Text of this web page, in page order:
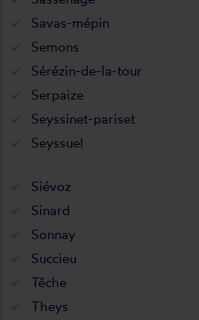
Savas-mépin
Semons
Sérézin-de-la-tour
Serpaize
Seyssinet-pariset
Seyssuel
Siévoz
Sinard
Sonnay
Succieu
Têche
Theys